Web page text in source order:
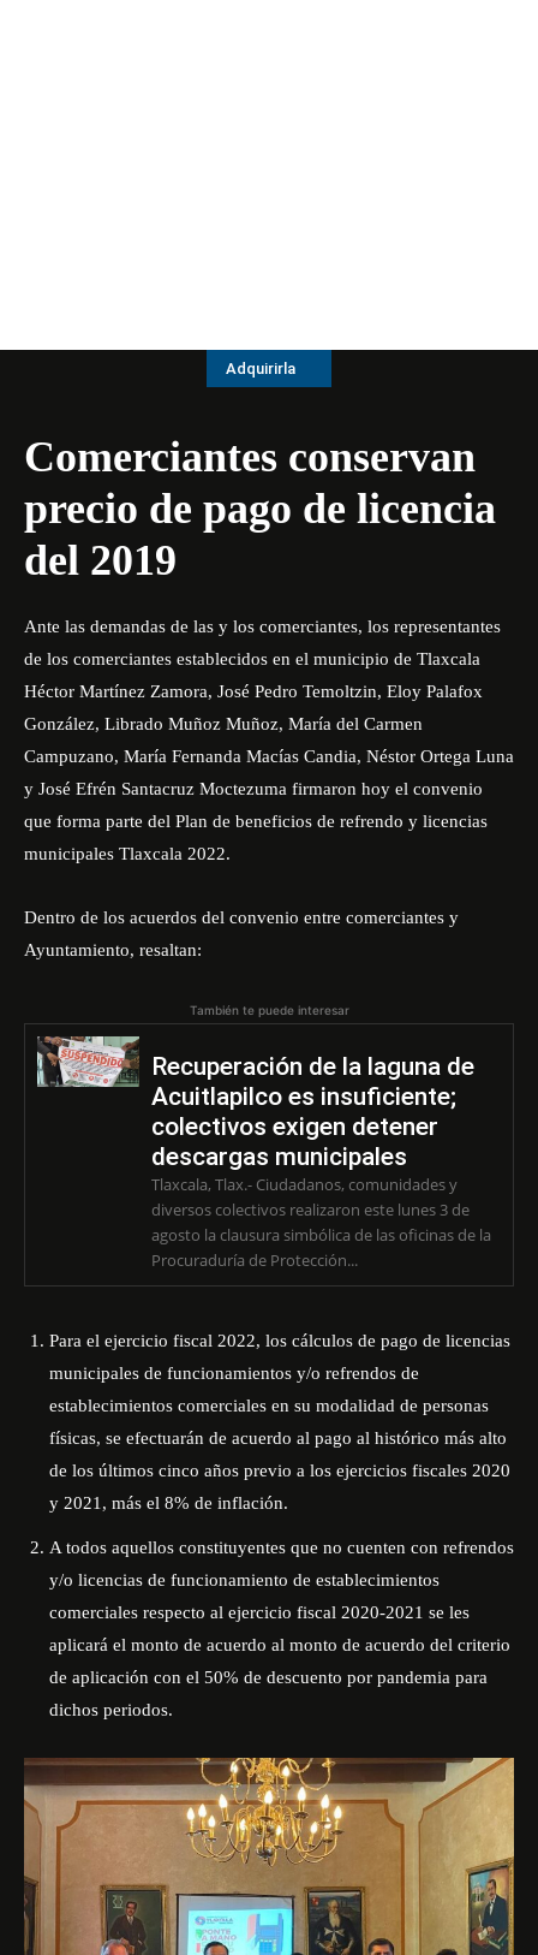
Adquirirla
Comerciantes conservan
precio de pago de licencia
del 2019
Ante las demandas de las y los comerciantes, los representantes
de los comerciantes establecidos en el municipio de Tlaxcala
Héctor Martínez Zamora, José Pedro Temoltzin, Eloy Palafox
González, Librado Muñoz Muñoz, María del Carmen
Campuzano, María Fernanda Macías Candia, Néstor Ortega Luna
y José Efrén Santacruz Moctezuma firmaron hoy el convenio
que forma parte del Plan de beneficios de refrendo y licencias
municipales Tlaxcala 2022.
Dentro de los acuerdos del convenio entre comerciantes y
Ayuntamiento, resaltan:
También te puede interesar
Recuperación de la laguna de
Acuitlapilco es insuficiente;
colectivos exigen detener
descargas municipales
Tlaxcala, Tlax.- Ciudadanos, comunidades y
diversos colectivos realizaron este lunes 3 de
agosto la clausura simbólica de las oficinas de la
Procuraduría de Protección...
Para el ejercicio fiscal 2022, los cálculos de pago de licencias
municipales de funcionamientos y/o refrendos de
establecimientos comerciales en su modalidad de personas
físicas, se efectuarán de acuerdo al pago al histórico más alto
de los últimos cinco años previo a los ejercicios fiscales 2020
y 2021, más el 8% de inflación.
A todos aquellos constituyentes que no cuenten con refrendos
y/o licencias de funcionamiento de establecimientos
comerciales respecto al ejercicio fiscal 2020-2021 se les
aplicará el monto de acuerdo al monto de acuerdo del criterio
de aplicación con el 50% de descuento por pandemia para
dichos periodos.